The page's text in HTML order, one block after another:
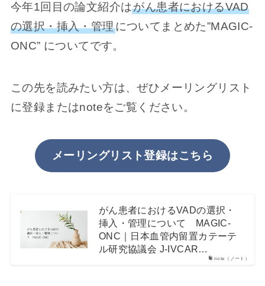
今年1回目の論文紹介はがん患者におけるVAD
の選択・挿入・管理についてまとめた”MAGIC-
ONC” についてです。
この先を読みたい方は、ぜひメーリングリスト
に登録またはnoteをご覧ください。
メーリングリスト登録はこちら
note（ノート）
がん患者におけるVADの選択・
挿入・管理について MAGIC-
ONC｜日本血管内留置カテーテ
ル研究協議会 J-IVCAR…